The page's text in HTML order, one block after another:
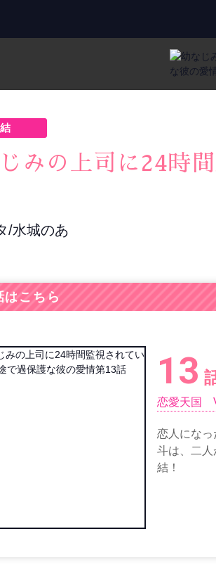
みの上司に24時
/水城のあ
はこちら
13
恋愛天国
恋人にな
斗は、二
結！